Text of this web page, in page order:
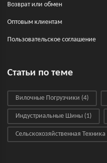
Возврат или обмен
Оптовым клиентам
Пользовательское соглашение
Статьи по теме
Вилочные Погрузчики (4)
Индустриальные Шины (1)
Сельскохозяйственная Техника